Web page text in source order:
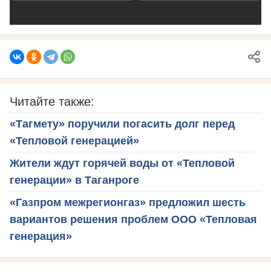
Читайте также:
«Тагмету» поручили погасить долг перед
«Тепловой генерацией»
Жители ждут горячей воды от «Тепловой
генерации» в Таганроге
«Газпром межрегионгаз» предложил шесть
вариантов решения проблем ООО «Тепловая
генерация»